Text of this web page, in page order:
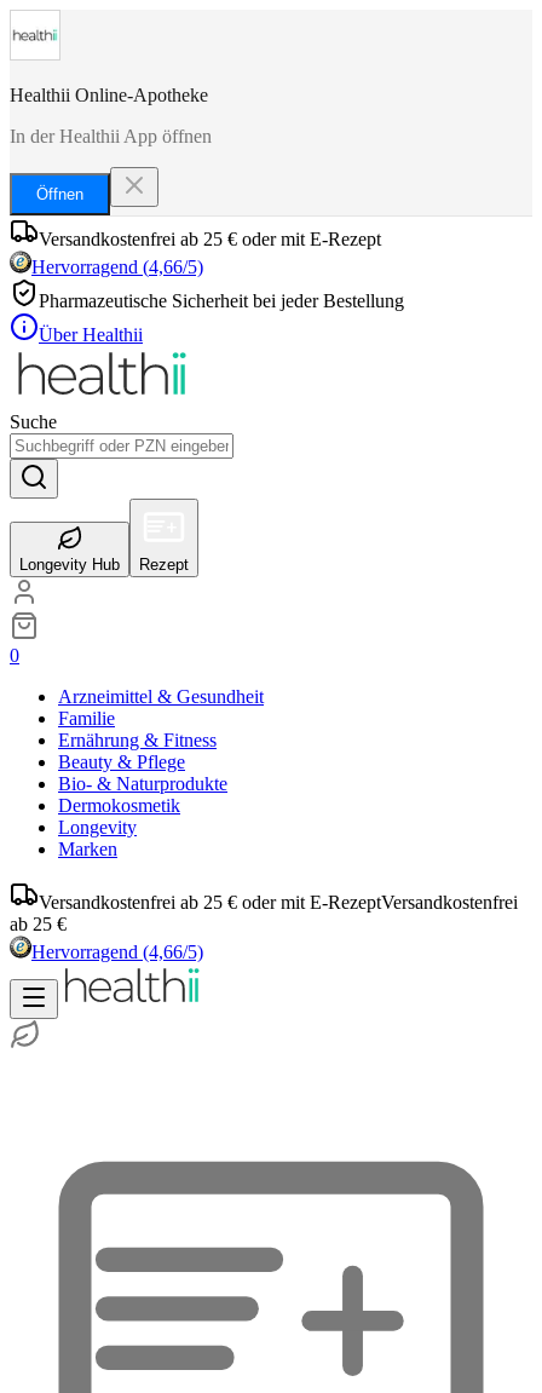
Healthii Online-Apotheke
In der Healthii App öffnen
Öffnen
Versandkostenfrei ab 25 € oder mit E-Rezept
Hervorragend (4,66/5)
Pharmazeutische Sicherheit bei jeder Bestellung
Über Healthii
Suche
Longevity Hub Rezept
0
Arzneimittel & Gesundheit
Familie
Ernährung & Fitness
Beauty & Pflege
Bio- & Naturprodukte
Dermokosmetik
Longevity
Marken
Versandkostenfrei ab 25 € oder mit E-RezeptVersandkostenfrei
ab 25 €
Hervorragend (4,66/5)